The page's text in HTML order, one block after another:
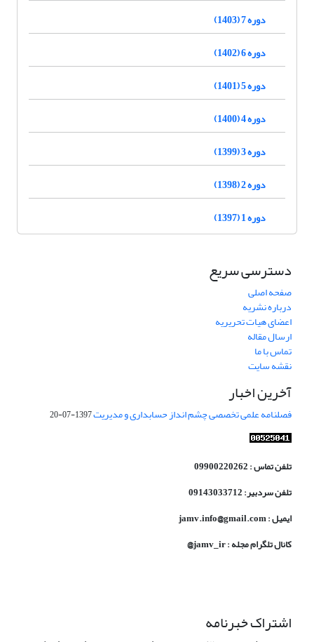
دوره 7 (1403)
دوره 6 (1402)
دوره 5 (1401)
دوره 4 (1400)
دوره 3 (1399)
دوره 2 (1398)
دوره 1 (1397)
دسترسی سریع
صفحه اصلی
درباره نشریه
اعضای هیات تحریریه
ارسال مقاله
تماس با ما
نقشه سایت
آخرین اخبار
فصلنامه علمی تخصصی چشم انداز حسابداری و مدیریت1397-07-20
تلفن تماس : 09900220262
تلفن سردبیر: 09143033712
ایمیل : jamv.info@gmail.com
کانال تلگرام مجله : jamv_ir@
اشتراک خبرنامه